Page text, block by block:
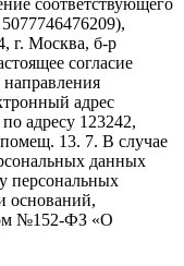
соответствующего
г. Москва, б-р
согласие
направления
адрес
адресу 123242,
13. 7. В случае
данных
персональных
оснований,
№152-ФЗ «О